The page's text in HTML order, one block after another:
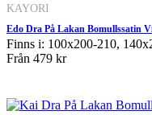
KAYORI
Edo Dra På Lakan Bomullssatin
Finns i: 100x200-210,
Från 479 kr